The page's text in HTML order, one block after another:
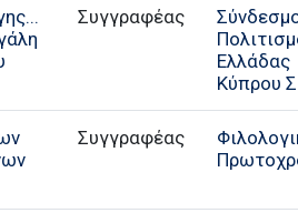
Ελλάδας
Κύπρου
Συγγραφέας